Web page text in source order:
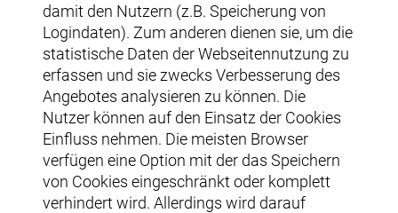
damit den Nutzern (z.B. Speicherung von
Logindaten). Zum anderen dienen sie, um die
statistische Daten der Webseitennutzung zu
erfassen und sie zwecks Verbesserung des
Angebotes analysieren zu können. Die
Nutzer können auf den Einsatz der Cookies
Einfluss nehmen. Die meisten Browser
verfügen eine Option mit der das Speichern
von Cookies eingeschränkt oder komplett
verhindert wird. Allerdings wird darauf